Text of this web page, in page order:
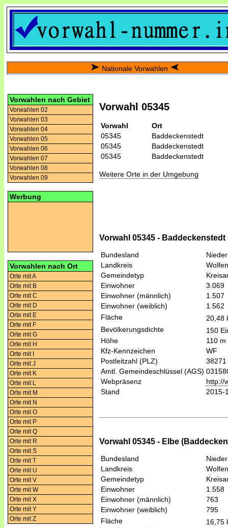
Nationale Vorwahlen
Vorwahlen nach Gebiet
Vorwahlen 02
Vorwahlen 03
Vorwahlen 04
Vorwahlen 05
Vorwahlen 06
Vorwahlen 07
Vorwahlen 08
Vorwahlen 09
Werbung
Vorwahlen nach Ort
Orte mit A
Orte mit B
Orte mit C
Orte mit D
Orte mit E
Orte mit F
Orte mit G
Orte mit H
Orte mit I
Orte mit J
Orte mit K
Orte mit L
Orte mit M
Orte mit N
Orte mit O
Orte mit P
Orte mit Q
Orte mit R
Orte mit S
Orte mit T
Orte mit U
Orte mit V
Orte mit W
Orte mit X
Orte mit Y
Orte mit Z
Vorwahl 05345
Vorwahl
Ort
05345
Baddeckenstedt
05345
Baddeckenstedt
05345
Baddeckenstedt
Weitere Orte in der Umgebung
Vorwahl 05345 -
Bundesland
Landkreis
Gemeindetyp
Einwohner
3.069
Einwohner (männlich)
1.507
Einwohner (weiblich)
1.562
Fläche
20,48
Bevölkerungsdichte
150
Höhe
110 m
Kfz-Kennzeichen
WF
Postleitzahl (PLZ)
38271
Amtl. Gemeindeschlüssel (AGS)
Webpräsenz
http://
Stand
2015-
Vorwahl 05345 - Elbe
Bundesland
Landkreis
Gemeindetyp
Einwohner
1.558
Einwohner (männlich)
763
Einwohner (weiblich)
795
Fläche
16,75